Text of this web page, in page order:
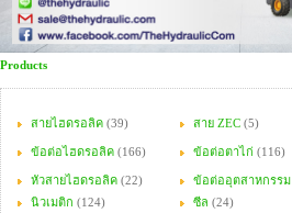
Products
สายไฮดรอลิค (39) สาย ZEC (5)
ข้อต่อไฮดรอลิค (166) ข้อต่อตาไก่ (116)
หัวสายไฮดรอลิค (22) ข้อต่ออุตสาหกรรม
นิวเมติก (124) ซีล (24)